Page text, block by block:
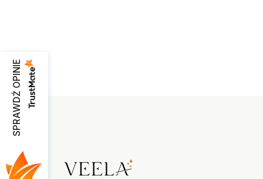
SPRAWDŹ OPINIE